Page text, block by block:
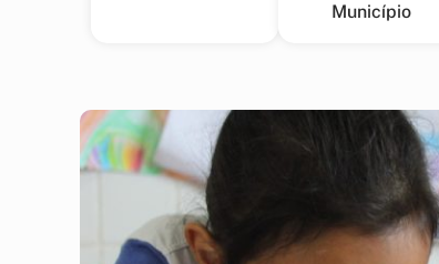
Município